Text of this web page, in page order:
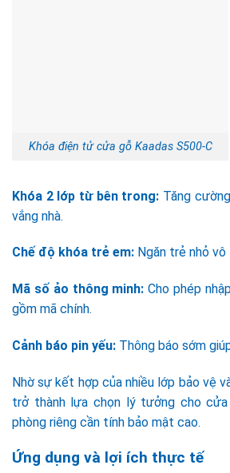
Khóa điện tử cửa gỗ Kaadas S500-C
Khóa 2 lớp từ bên trong: Tăng
vắng nhà.
Chế độ khóa trẻ em: Ngăn trẻ nhỏ
Mã số ảo thông minh: Cho phép
gồm mã chính.
Cảnh báo pin yếu: Thông báo sớm
Nhờ sự kết hợp của nhiều lớp bảo vệ
trở thành lựa chọn lý tưởng cho cửa
phòng riêng cần tính bảo mật cao.
Ứng dụng và lợi ích thực tế